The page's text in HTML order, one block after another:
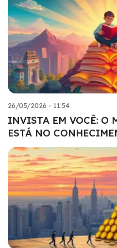
26/05/2026 - 11:54
INVISTA EM VOCÊ: O
ESTÁ NO